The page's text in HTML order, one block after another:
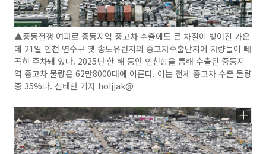
▲중동전쟁 여파로 중동지역 중고차 수출에도 큰 차질이 빚어진 가운
데 21일 인천 연수구 옛 송도유원지의 중고차수출단지에 차량들이 빼
곡히 주차돼 있다. 2025년 한 해 동안 인천항을 통해 수출된 중동지
역 중고차 물량은 62만8000대에 이른다. 이는 전체 중고차 수출 물량
중 35%다. 신태현 기자 holjjak@